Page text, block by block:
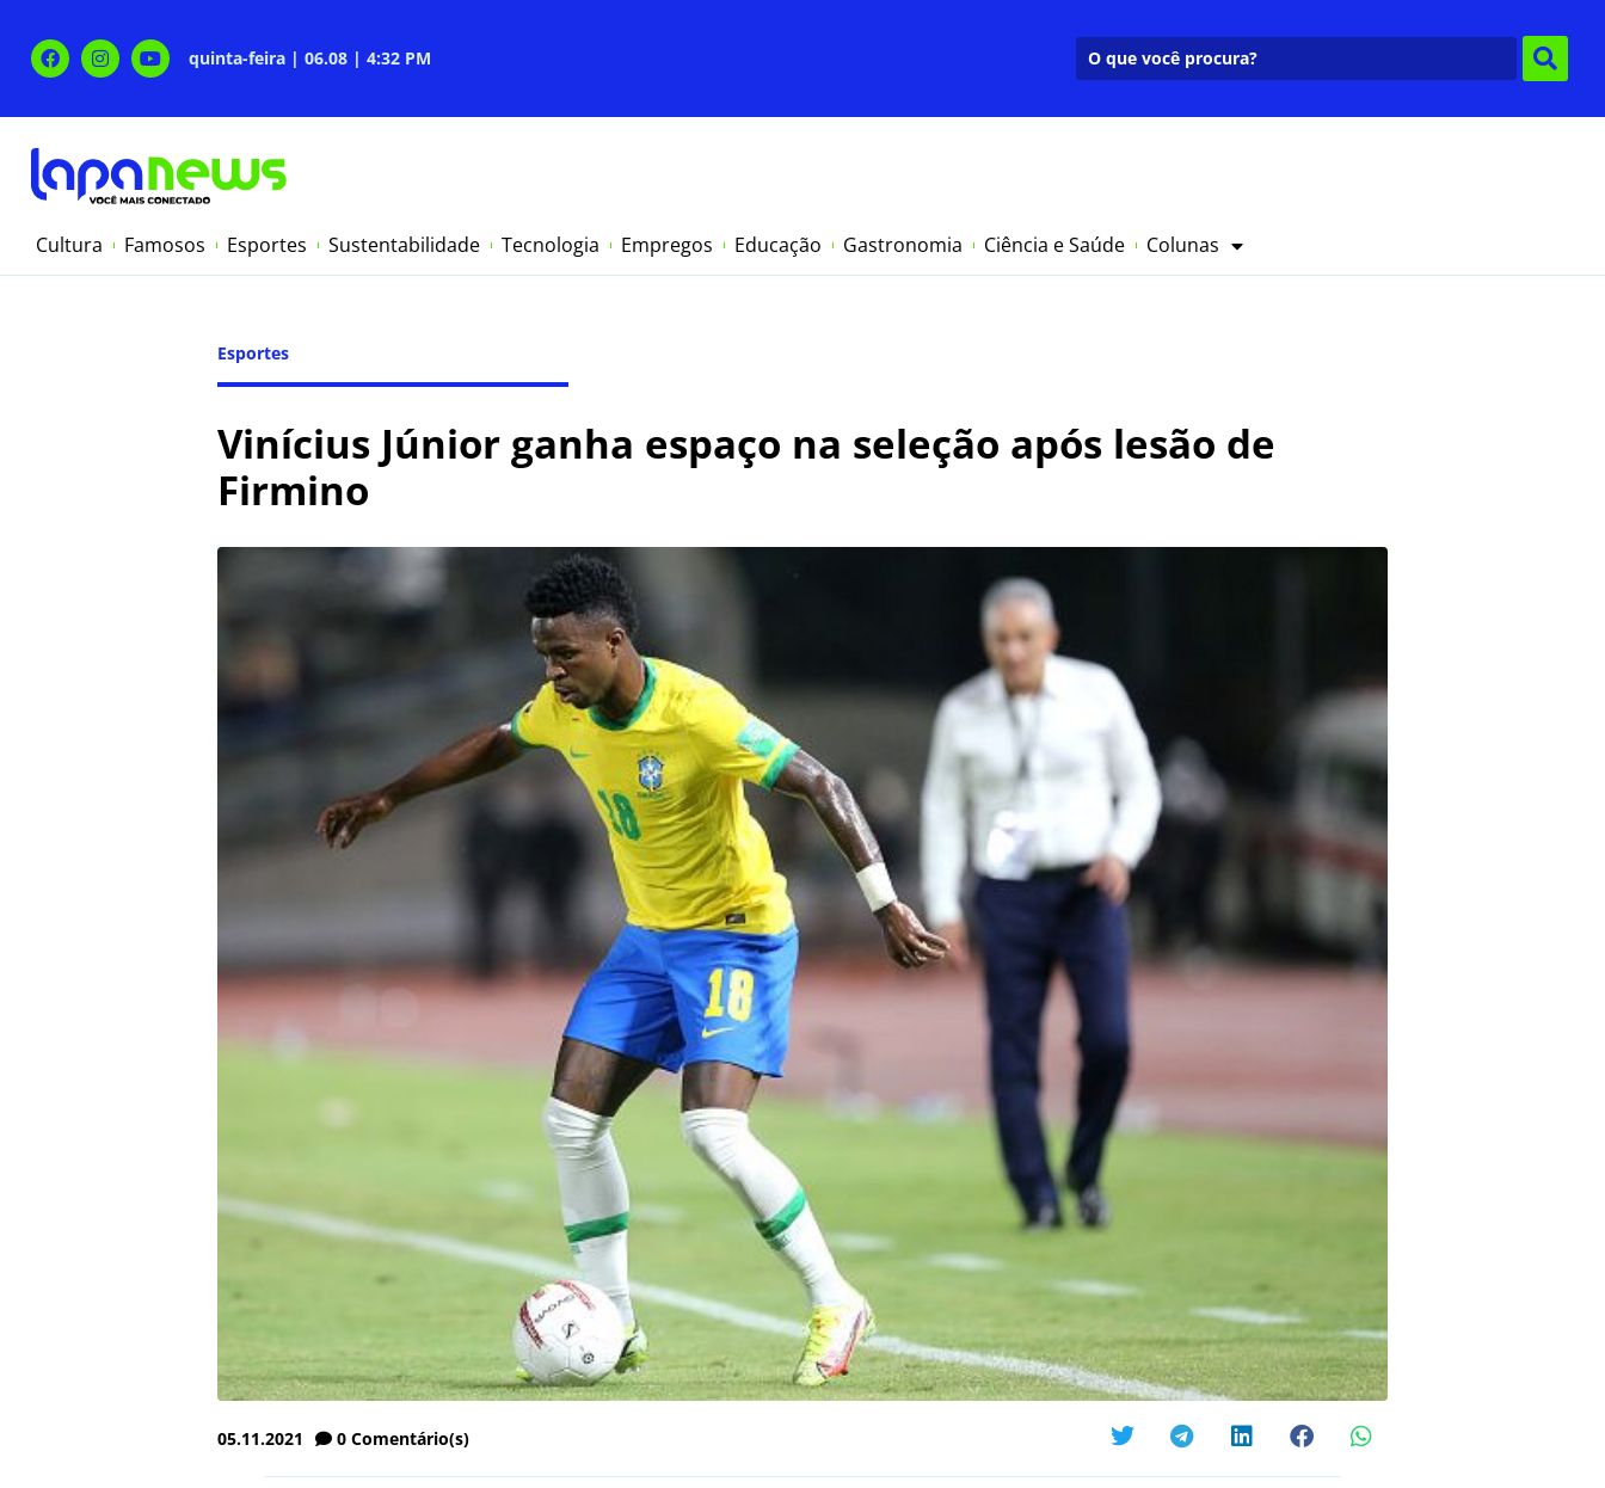
quinta-feira | 06.08 | 4:32 PM
Cultura Famosos Esportes Sustentabilidade Tecnologia Empregos Educação Gastronomia Ciência e Saúde Colunas
Esportes
Vinícius Júnior ganha espaço na seleção após lesão de
Firmino
05.11.2021 0 Comentário(s)